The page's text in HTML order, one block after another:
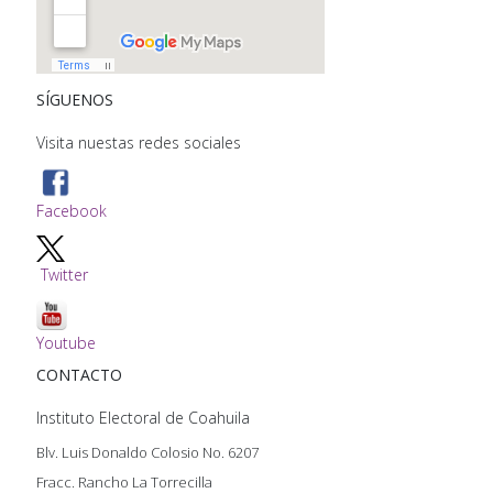
SÍGUENOS
Visita nuestas redes sociales
Facebook
Twitter
Youtube
CONTACTO
Instituto Electoral de Coahuila
Blv. Luis Donaldo Colosio No. 6207
Fracc. Rancho La Torrecilla